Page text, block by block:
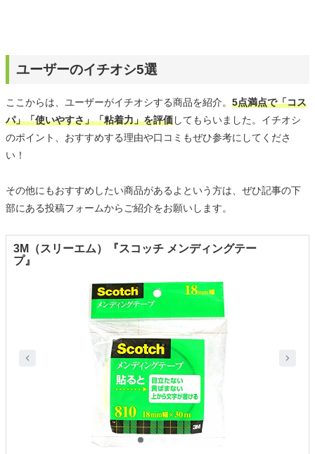
ユーザーのイチオシ5選
ここからは、ユーザーがイチオシする商品を紹介。 5点満点で「コス
パ」「使いやすさ」「粘着力」を評価してもらいました。イチオシ
のポイント、おすすめする理由や口コミもぜひ参考にしてくださ
い！
その他にもおすすめしたい商品があるよという方は、ぜひ記事の下
部にある投稿フォームからご紹介をお願いします。
3M（スリーエム）『スコッチ メンディングテー
プ』